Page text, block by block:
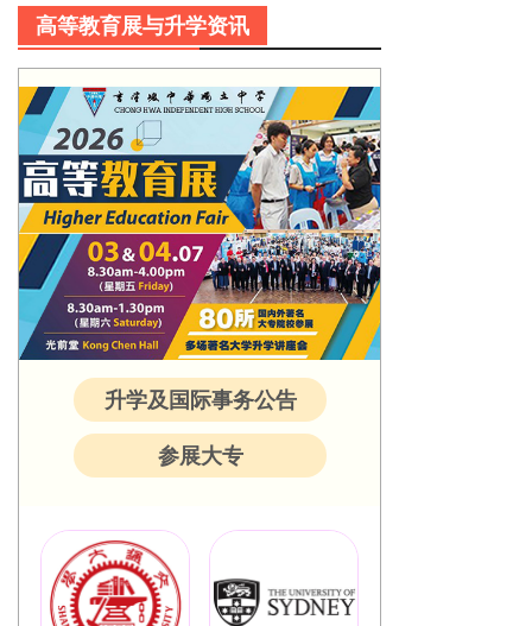
高等教育展与升学资讯
升学及国际事务公告
参展大专